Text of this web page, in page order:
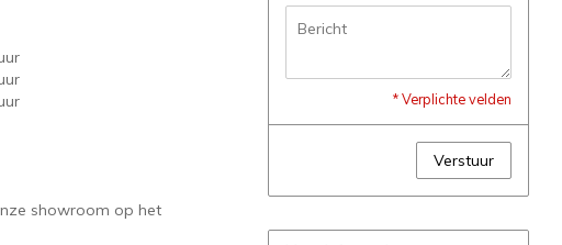
showroom op het
* Verplichte velden
Verstuur